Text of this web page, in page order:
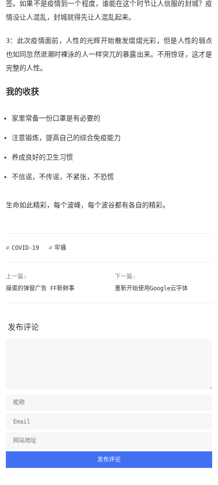
签。如果不是疫情到一个程度，谁能在这个时节让人信服的封城？疫
情没让人混乱，封城就得先让人混乱起来。
3：此次疫情面前，人性的光辉开始散发熠熠光彩，但是人性的弱点
也如同忽然退潮时裸泳的人一样突兀的暴露出来。不用惊讶，这才是
完整的人性。
我的收获
家里常备一份口罩是有必要的
注意锻炼，提高自己的综合免疫能力
养成良好的卫生习惯
不信谣，不传谣，不紧张，不恐慌
生命如此精彩，每个波峰，每个波谷都有各自的精彩。
# COVID-19 # 牢骚
上一篇:
操蛋的弹窗广告 FF新鲜事
下一篇:
重新开始使用Google云字体
发布评论